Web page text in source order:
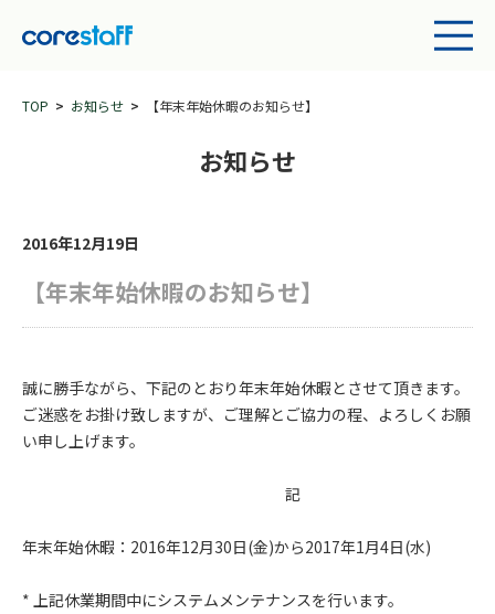
TOP お知らせ 【年末年始休暇のお知らせ】
お知らせ
2016年12月19日
【年末年始休暇のお知らせ】
誠に勝手ながら、下記のとおり年末年始休暇とさせて頂きます。
ご迷惑をお掛け致しますが、ご理解とご協力の程、よろしくお願
い申し上げます。
記
年末年始休暇：2016年12月30日(金)から2017年1月4日(水)
* 上記休業期間中にシステムメンテナンスを行います。